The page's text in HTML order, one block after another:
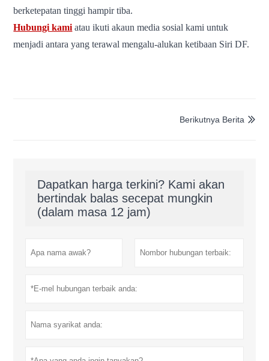
berketepatan tinggi hampir tiba.
Hubungi kami atau ikuti akaun media sosial kami untuk
menjadi antara yang terawal mengalu-alukan ketibaan Siri DF.

Berikutnya Berita
Dapatkan harga terkini? Kami akan
bertindak balas secepat mungkin
(dalam masa 12 jam)